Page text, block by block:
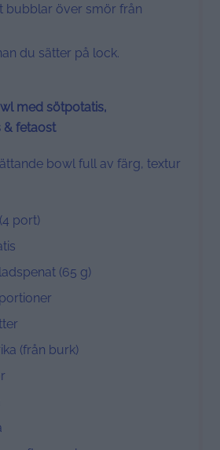
bubblar över smör från
du sätter på lock.
med sötpotatis,
& fetaost
bowl full av färg, textur
port)
(65 g)
(från burk)